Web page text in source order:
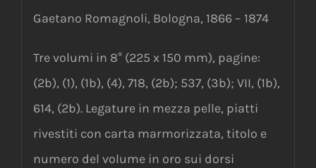
Gaetano Romagnoli, Bologna, 1866 – 1874
Tre volumi in 8° (225 x 150 mm), pagine:
(2b), (1), (1b), (4), 718, (2b); 537, (3b); VII, (1b),
614, (2b). Legature in mezza pelle, piatti
rivestiti con carta marmorizzata, titolo e
numero del volume in oro sui dorsi